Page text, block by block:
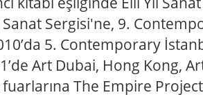
Sergisi'ne, 9.
5. Contemporary
Art Dubai, Hong Kong,
The Empire